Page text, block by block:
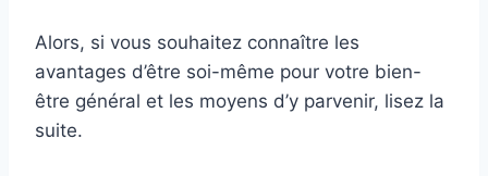
Alors, si vous souhaitez connaître les
avantages d’être soi-même pour votre bien-
être général et les moyens d’y parvenir, lisez la
suite.